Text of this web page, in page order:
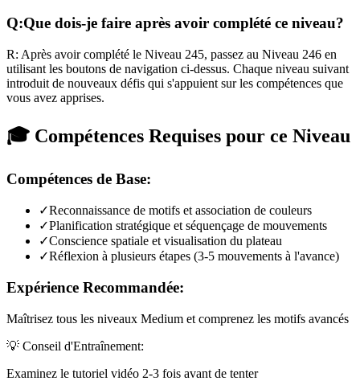
Q:Que dois-je faire après avoir complété ce niveau?
R: Après avoir complété le Niveau 245, passez au Niveau 246 en
utilisant les boutons de navigation ci-dessus. Chaque niveau suivant
introduit de nouveaux défis qui s'appuient sur les compétences que
vous avez apprises.
🎓 Compétences Requises pour ce Niveau
Compétences de Base:
✓Reconnaissance de motifs et association de couleurs
✓Planification stratégique et séquençage de mouvements
✓Conscience spatiale et visualisation du plateau
✓Réflexion à plusieurs étapes (3-5 mouvements à l'avance)
Expérience Recommandée:
Maîtrisez tous les niveaux Medium et comprenez les motifs avancés
💡 Conseil d'Entraînement:
Examinez le tutoriel vidéo 2-3 fois avant de tenter